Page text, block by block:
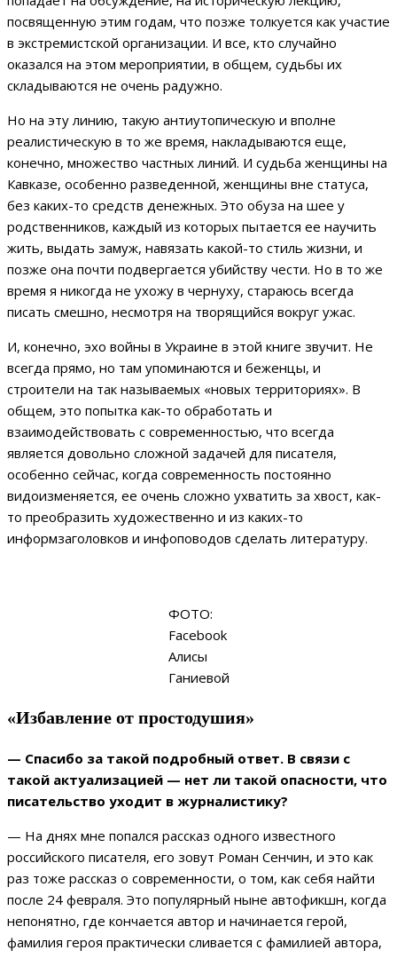
посвященную этим годам, что позже толкуется как участие
в экстремистской организации. И все, кто случайно
оказался на этом мероприятии, в общем, судьбы их
складываются не очень радужно.
Но на эту линию, такую антиутопическую и вполне
реалистическую в то же время, накладываются еще,
конечно, множество частных линий. И судьба женщины на
Кавказе, особенно разведенной, женщины вне статуса,
без каких-то средств денежных. Это обуза на шее у
родственников, каждый из которых пытается ее научить
жить, выдать замуж, навязать какой-то стиль жизни, и
позже она почти подвергается убийству чести. Но в то же
время я никогда не ухожу в чернуху, стараюсь всегда
писать смешно, несмотря на творящийся вокруг ужас.
И, конечно, эхо войны в Украине в этой книге звучит. Не
всегда прямо, но там упоминаются и беженцы, и
строители на так называемых «новых территориях». В
общем, это попытка как-то обработать и
взаимодействовать с современностью, что всегда
является довольно сложной задачей для писателя,
особенно сейчас, когда современность постоянно
видоизменяется, ее очень сложно ухватить за хвост, как-
то преобразить художественно и из каких-то
информзаголовков и инфоповодов сделать литературу.
ФОТО:
Facebook
Алисы
Ганиевой
«Избавление от простодушия»
— Спасибо за такой подробный ответ. В связи с
такой актуализацией — нет ли такой опасности, что
писательство уходит в журналистику?
— На днях мне попался рассказ одного известного
российского писателя, его зовут Роман Сенчин, и это как
раз тоже рассказ о современности, о том, как себя найти
после 24 февраля. Это популярный ныне автофикшн, когда
непонятно, где кончается автор и начинается герой,
фамилия героя практически сливается с фамилией автора,